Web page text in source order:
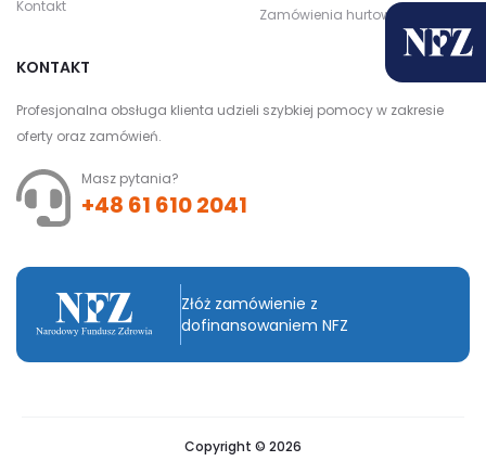
Kontakt
Zamówienia hurtowe
KONTAKT
Profesjonalna obsługa klienta udzieli szybkiej pomocy w zakresie
oferty oraz zamówień.
Masz pytania?
+48 61 610 2041
Złóż zamówienie z
dofinansowaniem NFZ
Copyright © 2026